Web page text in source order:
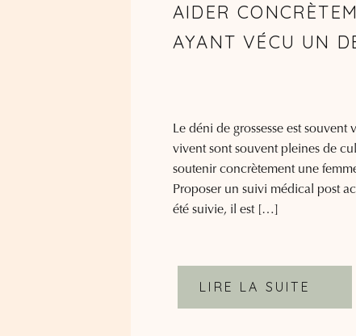
Le déni de grossesse est
vivent sont souvent pleines de
soutenir concrètement une
Proposer un suivi médical post
été suivie, il est […]
LIRE LA SUITE
AIDER
AYANT VÉCU UN